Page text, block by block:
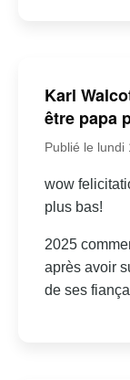
Karl
être papa
Publié le lundi
wow
plus bas!
2025
après avoir
de ses